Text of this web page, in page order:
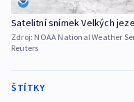
Satelitní snímek Velkých
Zdroj: NOAA National Weather
Reuters
ŠTÍTKY